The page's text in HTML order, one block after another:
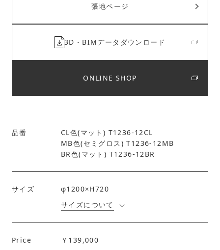
張地ページ
3D・BIMデータダウンロード
ONLINE SHOP
品番
CL色(マット) T1236-12CL
MB色(セミグロス) T1236-12MB
BR色(マット) T1236-12BR
サイズ
φ1200×H720
サイズについて
Price ￥139,000